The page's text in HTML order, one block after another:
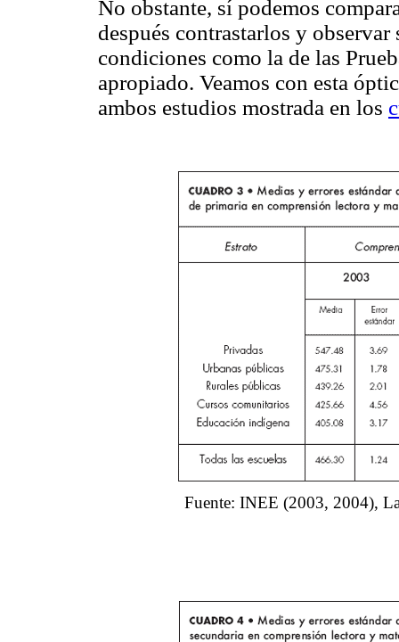
No obstante, sí podemos
después contrastarlos y
condiciones como la de las
apropiado. Veamos con esta
ambos estudios mostrada en los
Fuente: INEE (2003, 2004),